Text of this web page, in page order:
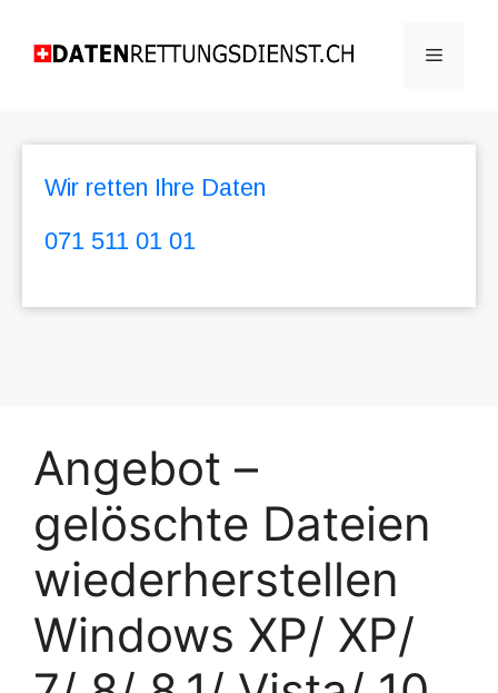
Wir retten Ihre Daten
071 511 01 01
Angebot –
gelöschte Dateien
wiederherstellen
Windows XP/ XP/